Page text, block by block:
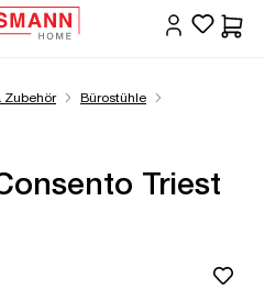
Zubehör
Bürostühle
Triest